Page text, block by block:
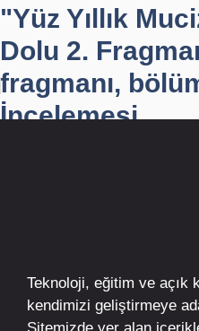
"Yüz Yıllık
Dolu 2.
fragmanı,
İncelemesi
Teknoloji, eğitim ve açık
kendimizi geliştirmeye